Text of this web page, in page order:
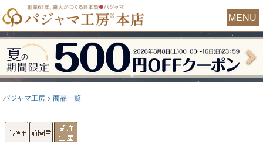
MENU
パジャマ工房 商品一覧